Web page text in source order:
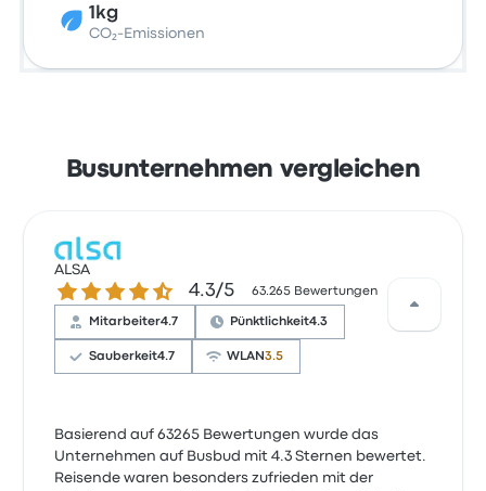
1kg
CO₂-Emissionen
Busunternehmen vergleichen
ALSA
4.3 von 5 Sternen4.3/5 63.265 Bewertungen
Mitarbeiter4.7 Pünktlichkeit4.3
Sauberkeit4.7 WLAN3.5
Basierend auf 63265 Bewertungen wurde das
Unternehmen auf Busbud mit 4.3 Sternen bewertet.
Reisende waren besonders zufrieden mit der